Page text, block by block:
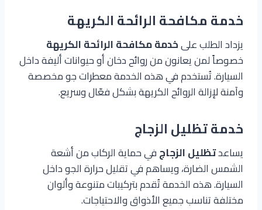
خدمة مكافحة الرائحة الكريهة
يزداد الطلب علىخدمة مكافحة الرائحة الكريهة
خصوصاً لمن يعانون من روائح دخان أو حيوانات أليفة داخل
السيارة. تُستخدم في هذه الخدمة معطرات جو مخصصة
وآمنة لإزالة الروائح الكريهة بشكل فعّال وسريع.
خدمةتظليل الزجاج
يساعدتظليل الزجاجفي حماية الركاب من أشعة
الشمس الضارة، ويساهم في تقليل حرارة الجو داخل
السيارة. هذه الخدمة تُقدم بتركيبات متنوعة وألوان
مختلفة تناسب جميع الأذواق والاحتياجات.